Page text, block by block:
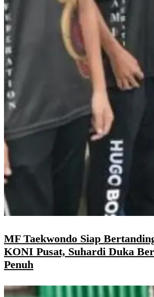
MF Taekwondo Siap
KONI Pusat, Suhardi Duka
Penuh